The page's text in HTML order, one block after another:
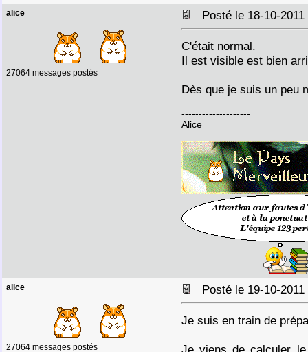
alice
27064 messages postés
Posté le 18-10-
C'était normal.
Il est visible est bien
Dès que je suis un peu
--------------------
Alice
alice
27064 messages postés
Posté le 19-10-
Je suis en train de
Je viens de calculer